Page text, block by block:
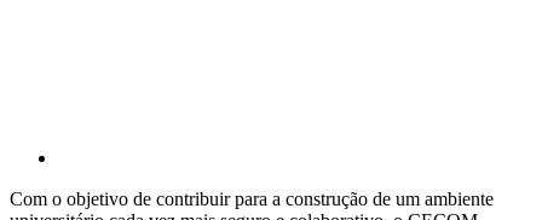
Com o objetivo de contribuir para a construção de um ambiente